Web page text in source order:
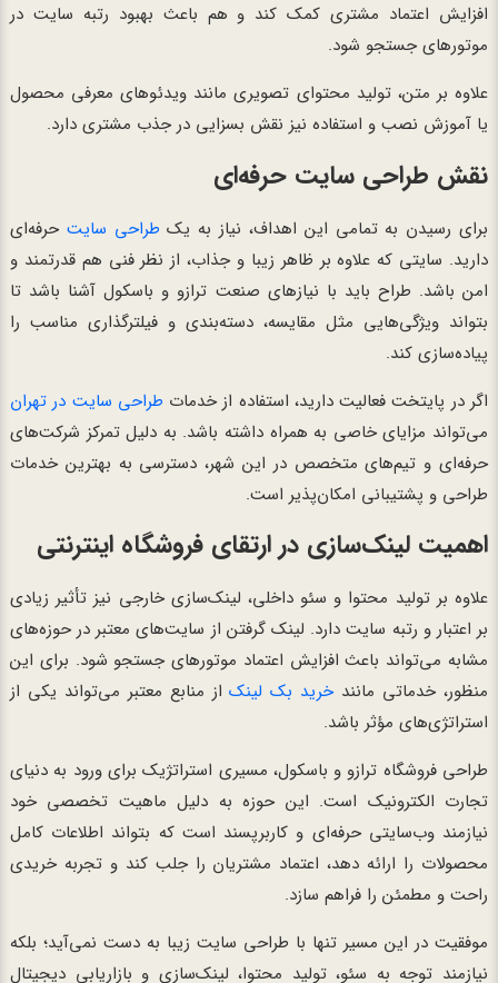
افزایش اعتماد مشتری کمک کند و هم باعث بهبود رتبه سایت در
موتورهای جستجو شود.
علاوه بر متن، تولید محتوای تصویری مانند ویدئوهای معرفی محصول
یا آموزش نصب و استفاده نیز نقش بسزایی در جذب مشتری دارد.
نقش طراحی سایت حرفه‌ای
برای رسیدن به تمامی این اهداف، نیاز به یک طراحی سایت حرفه‌ای
دارید. سایتی که علاوه بر ظاهر زیبا و جذاب، از نظر فنی هم قدرتمند و
امن باشد. طراح باید با نیازهای صنعت ترازو و باسکول آشنا باشد تا
بتواند ویژگی‌هایی مثل مقایسه، دسته‌بندی و فیلترگذاری مناسب را
پیاده‌سازی کند.
اگر در پایتخت فعالیت دارید، استفاده از خدمات طراحی سایت در تهران
می‌تواند مزایای خاصی به همراه داشته باشد. به دلیل تمرکز شرکت‌های
حرفه‌ای و تیم‌های متخصص در این شهر، دسترسی به بهترین خدمات
طراحی و پشتیبانی امکان‌پذیر است.
اهمیت لینک‌سازی در ارتقای فروشگاه اینترنتی
علاوه بر تولید محتوا و سئو داخلی، لینک‌سازی خارجی نیز تأثیر زیادی
بر اعتبار و رتبه سایت دارد. لینک گرفتن از سایت‌های معتبر در حوزه‌های
مشابه می‌تواند باعث افزایش اعتماد موتورهای جستجو شود. برای این
منظور، خدماتی مانندخرید بک لینکاز منابع معتبر می‌تواند یکی از
استراتژی‌های مؤثر باشد.
طراحی فروشگاه ترازو و باسکول، مسیری استراتژیک برای ورود به دنیای
تجارت الکترونیک است. این حوزه به دلیل ماهیت تخصصی خود
نیازمند وب‌سایتی حرفه‌ای و کاربرپسند است که بتواند اطلاعات کامل
محصولات را ارائه دهد، اعتماد مشتریان را جلب کند و تجربه خریدی
راحت و مطمئن را فراهم سازد.
موفقیت در این مسیر تنها با طراحی سایت زیبا به دست نمی‌آید؛ بلکه
نیازمند توجه به سئو، تولید محتوا، لینک‌سازی و بازاریابی دیجیتال